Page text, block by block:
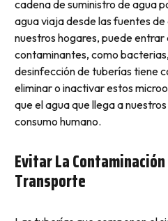
cadena de suministro de agua
agua viaja desde las fuentes
nuestros hogares, puede
contaminantes, como
desinfección de tuberías tiene
eliminar o inactivar estos
que el agua que llega a
consumo humano.
Evitar La
Transporte